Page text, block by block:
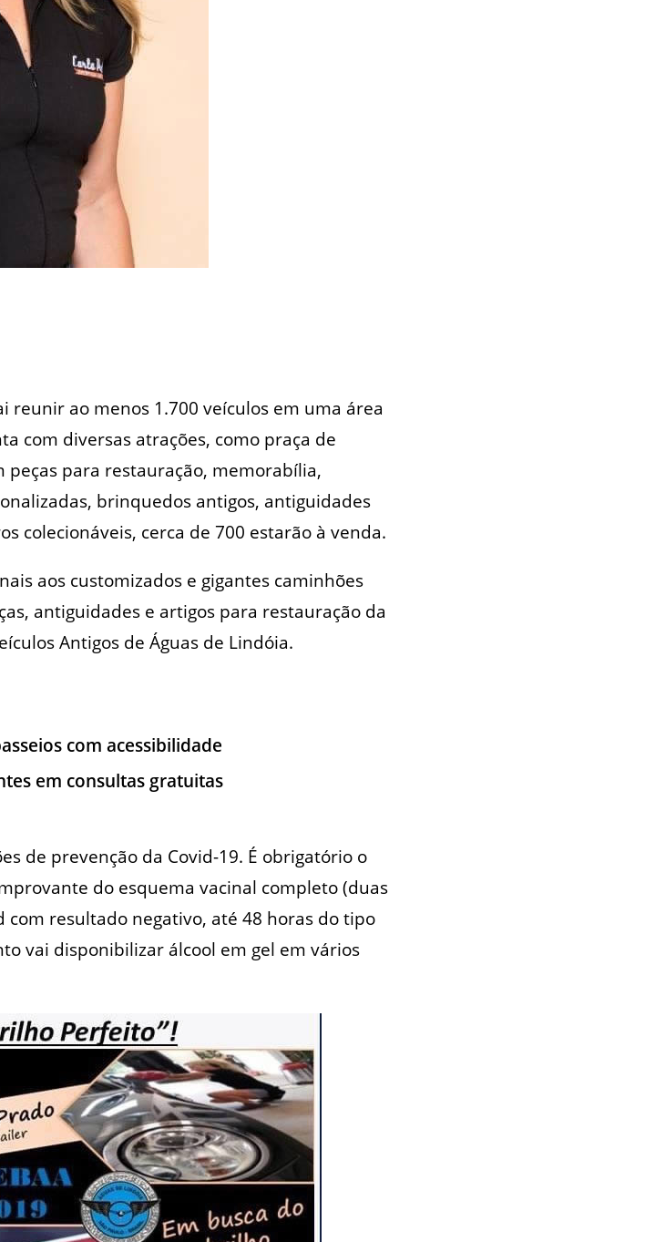
reunir ao menos 1.700 veículos em uma área
com diversas atrações, como praça de
para restauração, memorabília,
brinquedos antigos, antiguidades
colecionáveis, cerca de 700 estarão à venda.
aos customizados e gigantes caminhões
antiguidades e artigos para restauração da
Antigos de Águas de Lindóia.
com acessibilidade
em consultas gratuitas
de prevenção da Covid-19. É obrigatório o
do esquema vacinal completo (duas
com resultado negativo, até 48 horas do tipo
vai disponibilizar álcool em gel em vários